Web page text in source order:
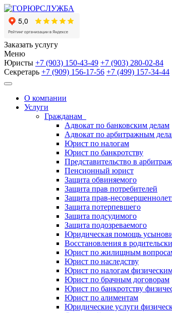
Заказать услугу
Меню
Юристы +7 (903) 150-43-49 +7 (903) 280-02-84
Секретарь +7 (909) 156-17-56 +7 (499) 157-34-44
О компании
Услуги
Гражданам
Адвокат по банковским делам
Адвокат по арбитражным
Юрист по налогам
Юрист по банкротству
Представительство в
Пенсионный юрист
Защита обвиняемого
Защита прав потребителей
Защита прав-
Защита потерпевшего
Защита подсудимого
Защита подозреваемого
Юридическая помощь
Восстановления в
Юрист по жилищным
Юрист по наследству
Юрист по налогам
Юрист по брачным договорам
Юрист по банкротству
Юрист по алиментам
Юридические услуги